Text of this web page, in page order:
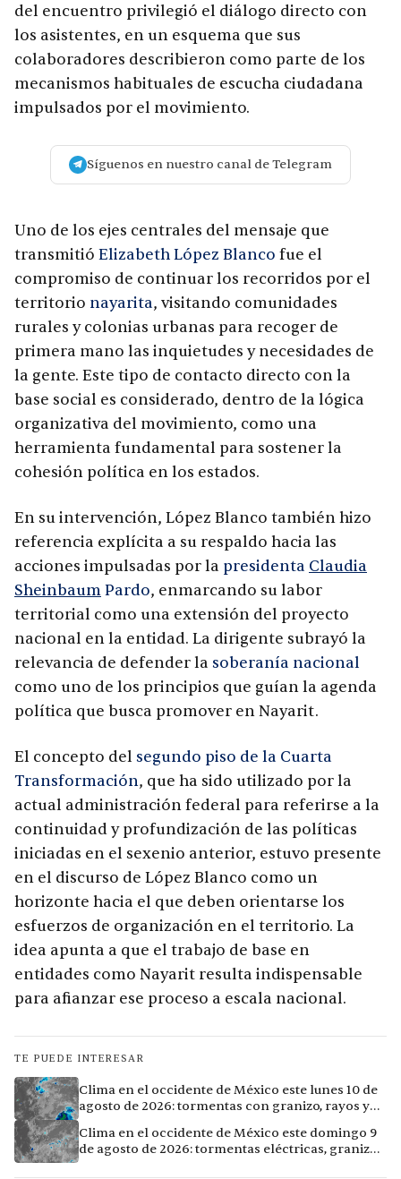
del encuentro privilegió el diálogo directo con
los asistentes, en un esquema que sus
colaboradores describieron como parte de los
mecanismos habituales de escucha ciudadana
impulsados por el movimiento.
Síguenos en nuestro canal de Telegram
Uno de los ejes centrales del mensaje que
transmitió Elizabeth López Blanco fue el
compromiso de continuar los recorridos por el
territorio nayarita, visitando comunidades
rurales y colonias urbanas para recoger de
primera mano las inquietudes y necesidades de
la gente. Este tipo de contacto directo con la
base social es considerado, dentro de la lógica
organizativa del movimiento, como una
herramienta fundamental para sostener la
cohesión política en los estados.
En su intervención, López Blanco también hizo
referencia explícita a su respaldo hacia las
acciones impulsadas por la presidenta Claudia
SheinbaumPardo, enmarcando su labor
territorial como una extensión del proyecto
nacional en la entidad. La dirigente subrayó la
relevancia de defender la soberanía nacional
como uno de los principios que guían la agenda
política que busca promover en Nayarit.
El concepto del segundo piso de la Cuarta
Transformación, que ha sido utilizado por la
actual administración federal para referirse a la
continuidad y profundización de las políticas
iniciadas en el sexenio anterior, estuvo presente
en el discurso de López Blanco como un
horizonte hacia el que deben orientarse los
esfuerzos de organización en el territorio. La
idea apunta a que el trabajo de base en
entidades como Nayarit resulta indispensable
para afianzar ese proceso a escala nacional.
TE PUEDE INTERESAR
Clima en el occidente de México este lunes 10 de
agosto de 2026: tormentas con granizo, rayos y
Clima en el occidente de México este domingo 9
de agosto de 2026: tormentas eléctricas, granizo